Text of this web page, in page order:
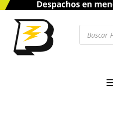
Búsqueda
productos